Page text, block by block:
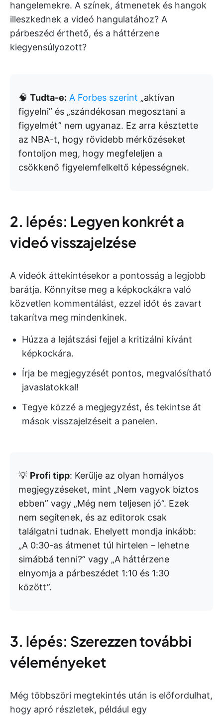
hangelemekre. A színek, átmenetek és hangok
illeszkednek a videó hangulatához? A
párbeszéd érthető, és a háttérzene
kiegyensúlyozott?
🧠 Tudta-e: A Forbes szerint „aktívan
figyelni” és „szándékosan megosztani a
figyelmét” nem ugyanaz. Ez arra késztette
az NBA-t, hogy rövidebb mérkőzéseket
fontoljon meg, hogy megfeleljen a
csökkenő figyelemfelkeltő képességnek.
2. lépés: Legyen konkrét a
videó visszajelzése
A videók áttekintésekor a pontosság a legjobb
barátja. Könnyítse meg a képkockákra való
közvetlen kommentálást, ezzel időt és zavart
takarítva meg mindenkinek.
Húzza a lejátszási fejjel a kritizálni kívánt
képkockára.
Írja be megjegyzését pontos, megvalósítható
javaslatokkal!
Tegye közzé a megjegyzést, és tekintse át
mások visszajelzéseit a panelen.
💡 Profi tipp: Kerülje az olyan homályos
megjegyzéseket, mint „Nem vagyok biztos
ebben” vagy „Még nem teljesen jó”. Ezek
nem segítenek, és az editorok csak
találgatni tudnak. Ehelyett mondja inkább:
„A 0:30-as átmenet túl hirtelen – lehetne
simábbá tenni?” vagy „A háttérzene
elnyomja a párbeszédet 1:10 és 1:30
között”.
3. lépés: Szerezzen további
véleményeket
Még többszöri megtekintés után is előfordulhat,
hogy apró részletek, például egy